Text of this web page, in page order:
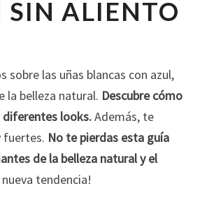
SIN ALIENTO
sobre las uñas blancas con azul,
la belleza natural. Descubre cómo
diferentes looks.Además, te
fuertes. No te pierdas esta guía
de la belleza natural y el
tendencia!